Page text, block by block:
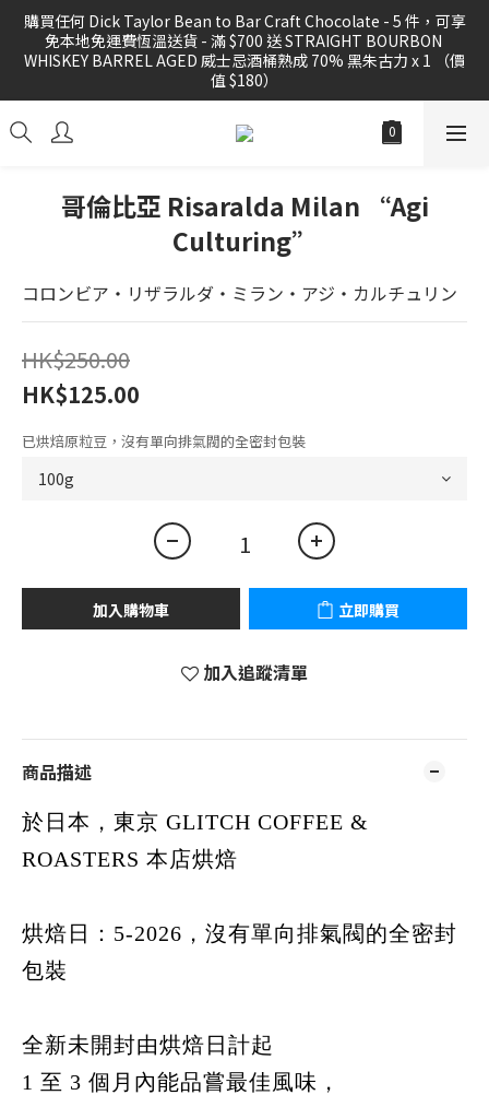
購買任何 Dick Taylor Bean to Bar Craft Chocolate - 5 件，可享
免本地免運費恆溫送貨 - 滿 $700 送 STRAIGHT BOURBON
WHISKEY BARREL AGED 威士忌酒桶熟成 70% 黑朱古力 x 1 （價
值 $180）
購買任何 Dick Taylor Bean to Bar Craft Chocolate - 5 件，可享
免本地免運費恆溫送貨 - 滿 $700 送 STRAIGHT BOURBON
WHISKEY BARREL AGED 威士忌酒桶熟成 70% 黑朱古力 x 1 （價
值 $180）
購買任何 精品咖啡豆 或 滴漏掛耳滿 3 件，可享免運費本地送貨優
FREE local shipping for order 3 PCS of specialty coffee beans
or drig bag
購買任何 Dick Taylor Bean to Bar Craft Chocolate - 5 件，可享
WHISKEY BARREL AGED 威士忌酒桶熟成 70% 黑朱古力 x 1 （價
哥倫比亞 Risaralda Milan “Agi
Culturing”
コロンビア・リザラルダ・ミラン・アジ・カルチュリン
HK$250.00
HK$125.00
已烘焙原粒豆，沒有單向排氣閥的全密封包裝
加入購物車 立即購買
加入追蹤清單
商品描述
於日本，東京 GLITCH COFFEE &
ROASTERS 本店烘焙
烘焙日：5-2026，沒有單向排氣閥的全密封
包裝
全新未開封由烘焙日計起
1 至 3 個月內能品嘗最佳風味，